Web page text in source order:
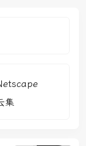
集